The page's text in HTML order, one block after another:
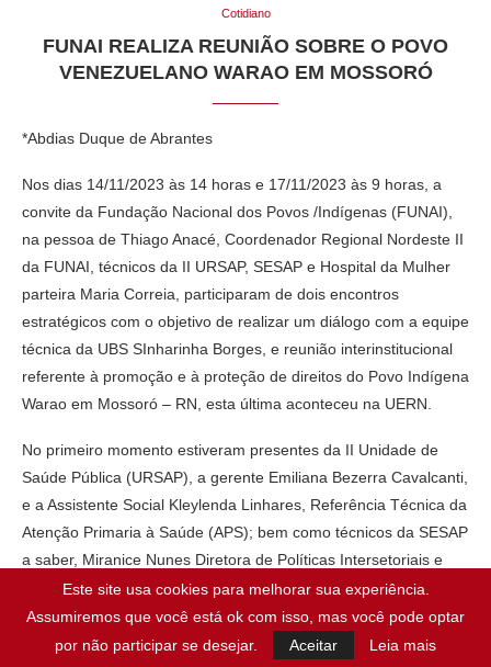
Cotidiano
FUNAI REALIZA REUNIÃO SOBRE O POVO
VENEZUELANO WARAO EM MOSSORÓ
*Abdias Duque de Abrantes
Nos dias 14/11/2023 às 14 horas e 17/11/2023 às 9 horas, a
convite da Fundação Nacional dos Povos /Indígenas (FUNAI),
na pessoa de Thiago Anacé, Coordenador Regional Nordeste II
da FUNAI, técnicos da II URSAP, SESAP e Hospital da Mulher
parteira Maria Correia, participaram de dois encontros
estratégicos com o objetivo de realizar um diálogo com a equipe
técnica da UBS SInharinha Borges, e reunião interinstitucional
referente à promoção e à proteção de direitos do Povo Indígena
Warao em Mossoró – RN, esta última aconteceu na UERN.
No primeiro momento estiveram presentes da II Unidade de
Saúde Pública (URSAP), a gerente Emiliana Bezerra Cavalcanti,
e a Assistente Social Kleylenda Linhares, Referência Técnica da
Atenção Primaria à Saúde (APS); bem como técnicos da SESAP
a saber, Miranice Nunes Diretora de Políticas Intersetoriais e
Promoção à Saúde, e Uiacy Alencar, responsável pelas políticas
de equidade, entre outros técnicos.
A assistente Social Lívia do Hospital da Mulher também esteve
Este site usa cookies para melhorar sua experiência.
Assumiremos que você está ok com isso, mas você pode optar
por não participar se desejar.
Aceitar Leia mais